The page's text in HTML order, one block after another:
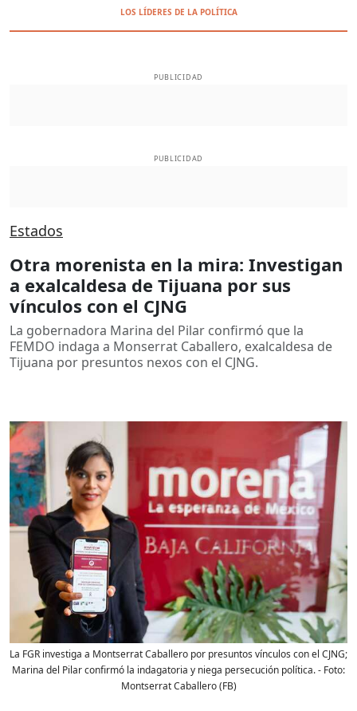
LOS LÍDERES DE LA POLÍTICA
PUBLICIDAD
PUBLICIDAD
Estados
Otra morenista en la mira: Investigan
a exalcaldesa de Tijuana por sus
vínculos con el CJNG
La gobernadora Marina del Pilar confirmó que la
FEMDO indaga a Monserrat Caballero, exalcaldesa de
Tijuana por presuntos nexos con el CJNG.
La FGR investiga a Montserrat Caballero por presuntos vínculos con el CJNG;
Marina del Pilar confirmó la indagatoria y niega persecución política.- Foto:
Montserrat Caballero (FB)